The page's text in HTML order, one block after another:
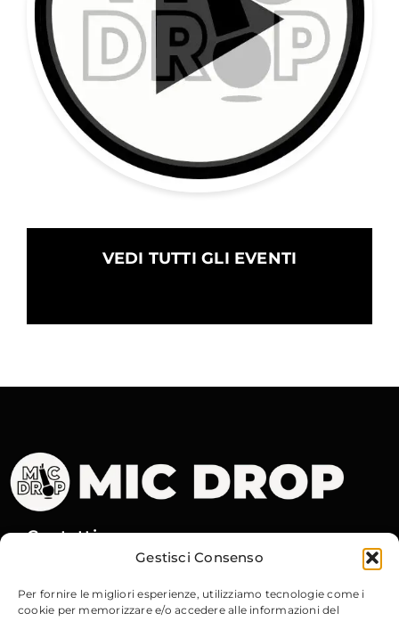
Gestisci Consenso
Per fornire le migliori esperienze, utilizziamo tecnologie come i
cookie per memorizzare e/o accedere alle informazioni del
VEDI TUTTI GLI EVENTI
Contatti
Email: info@micdrop.it Tel:380 8994580